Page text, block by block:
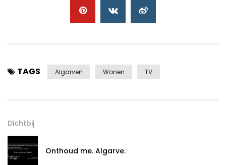
TAGS Algarven Wonen TV
Dichtbij
Onthoud me. Algarve.